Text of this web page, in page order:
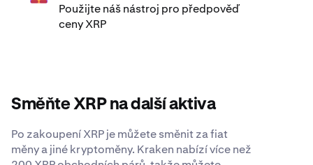
Použijte náš nástroj pro předpověď
ceny XRP
Směňte XRP na další aktiva
Po zakoupení XRP je můžete směnit za fiat
měny a jiné kryptoměny. Kraken nabízí více než